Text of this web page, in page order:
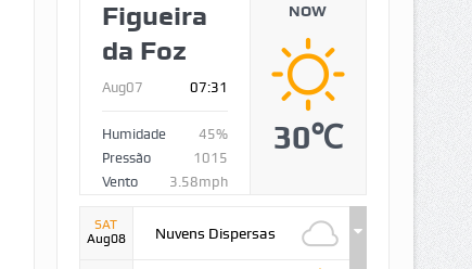
Figueira
da Foz
Aug07 07:31
Humidade
45%
Pressão
1015
Vento
3.58mph
NOW
30℃
SAT
Aug08
Nuvens Dispersas